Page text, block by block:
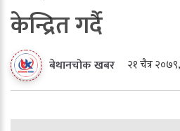
केन्द्रित गर्दै
बेथानचोक खबर २१ चैत्र